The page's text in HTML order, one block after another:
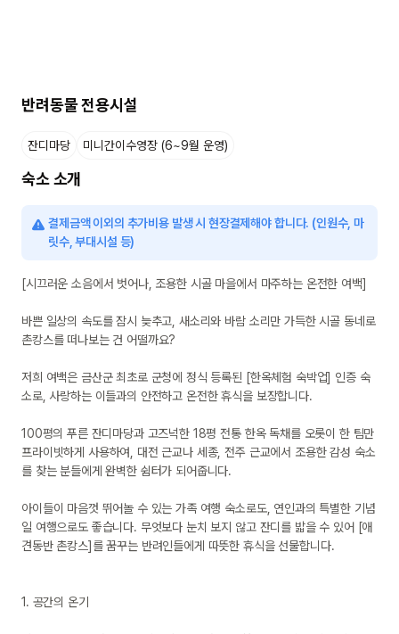
반려동물 전용시설
잔디마당 미니간이수영장 (6~9월 운영)
숙소 소개
결제금액 이외의 추가비용 발생 시 현장결제해야 합니다. (인원수, 마
릿수, 부대시설 등)
[시끄러운 소음에서 벗어나, 조용한 시골 마을에서 마주하는 온전한 여백]
바쁜 일상의 속도를 잠시 늦추고, 새소리와 바람 소리만 가득한 시골 동네로
촌캉스를 떠나보는 건 어떨까요?
저희 여백은 금산군 최초로 군청에 정식 등록된 [한옥체험 숙박업] 인증 숙
소로, 사랑하는 이들과의 안전하고 온전한 휴식을 보장합니다.
100평의 푸른 잔디마당과 고즈넉한 18평 전통 한옥 독채를 오롯이 한 팀만
프라이빗하게 사용하여, 대전 근교나 세종, 전주 근교에서 조용한 감성 숙소
를 찾는 분들에게 완벽한 쉼터가 되어줍니다.
아이들이 마음껏 뛰어놀 수 있는 가족 여행 숙소로도, 연인과의 특별한 기념
일 여행으로도 좋습니다. 무엇보다 눈치 보지 않고 잔디를 밟을 수 있어 [애
견동반 촌캉스]를 꿈꾸는 반려인들에게 따뜻한 휴식을 선물합니다.
1. 공간의 온기